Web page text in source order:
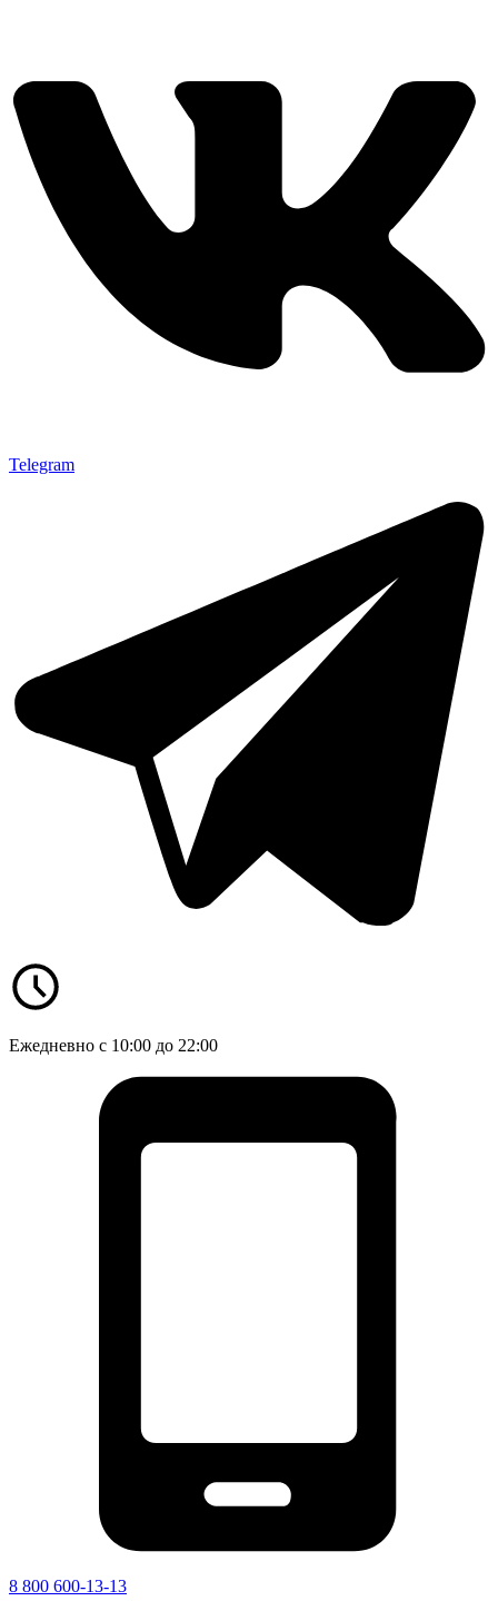
Telegram
Ежедневно с 10:00 до 22:00
8 800 600-13-13